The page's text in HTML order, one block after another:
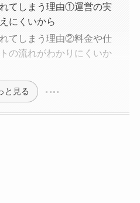
てしまう理由①運営の実
にくいから
てしまう理由②料金や仕
の流れがわかりにくいか
と見る